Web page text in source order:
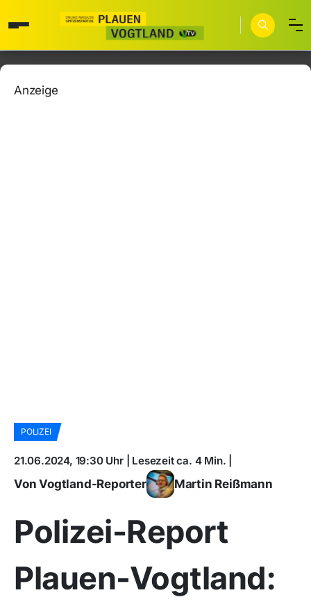
Anzeige
POLIZEI
21.06.2024, 19:30 Uhr | Lesezeit ca. 4 Min. |
Von Vogtland-Reporter Martin Reißmann
Polizei-Report
Plauen-Vogtland: